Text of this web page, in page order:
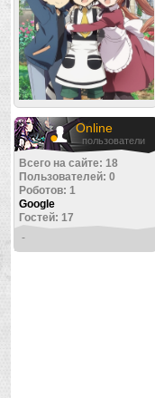
Online
пользователи
Всего на сайте: 18
Пользователей: 0
Роботов: 1
Google
Гостей: 17
-